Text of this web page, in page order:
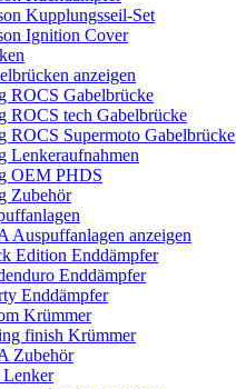
Kupplungsseil-Set
Ignition Cover
anzeigen
ROCS Gabelbrücke
ROCS tech Gabelbrücke
ROCS Supermoto Gabelbrücke
Lenkeraufnahmen
OEM PHDS
Zubehör
Auspuffanlagen anzeigen
Edition Enddämpfer
Enddämpfer
Enddämpfer
Krümmer
finish Krümmer
Zubehör
Lenker